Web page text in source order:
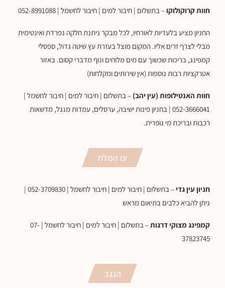
חוות קרוקולוקו– בתשלום | חיבור למים | חיבור לחשמל | 052-8991088
החניון מציע בלעדיות לאורחיו, לכל מבקר ניתנת חלקה נפרדת ואינטימית
מבלי לצרף זרים אליו. המקום מוצל בעזרת עץ שיטה גדול, ספסלי
קמפינג, בריכות שכשוך עם מים מלוחים ונוף מדברי קסום. באזור
אטרקציות רבות נוספות (אין שירותים ומקלחות)
חוות האנטילופות (עין יהב) – בתשלום | חיבור למים | חיבור לחשמל |
052-3666041 | בחניון פינות ישיבה, ערסלים, עמדות מנגל, מדשאות
רכבות ובריכת מי גופרית.
ים המלח
חניון עין גדי
– בתשלום | חיבור למים | חיבור לחשמל | 052-3709830 |
ניתן להביא כלבים בתיאום מראש
קמפינג מצוקי דרגות
– בתשלום | חיבור למים | חיבור לחשמל | 07-
37823745
הנגב